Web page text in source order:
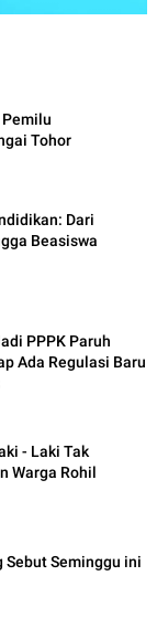
Pemilu
Tohor
Dari
Beasiswa
PPPK Paruh
Ada Regulasi Baru
- Laki Tak
Warga Rohil
Seminggu ini